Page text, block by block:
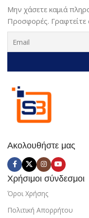
Ακολουθήστε μας
Χρήσιμοι σύνδεσμοι
Όροι Χρήσης
Πολιτική Απορρήτου
Μην χάσετε καμιά
Προσφορές.